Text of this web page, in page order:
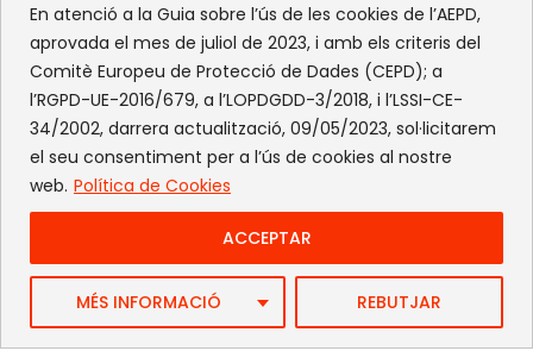
En atenció a la Guia sobre l’ús de les cookies de l’AEPD,
aprovada el mes de juliol de 2023, i amb els criteris del
Comitè Europeu de Protecció de Dades (CEPD); a
l’RGPD-UE-2016/679, a l’LOPDGDD-3/2018, i l’LSSI-CE-
34/2002, darrera actualització, 09/05/2023, sol·licitarem
el seu consentiment per a l’ús de cookies al nostre
web. Política de Cookies
MÉS INFORMACIÓ REBUTJAR
ACCEPTAR
Web by FlandeCoco
Avís Legal|Política de Privacitat Política de cookies